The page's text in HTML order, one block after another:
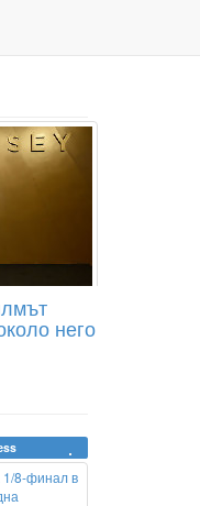
него
1/8-финал в